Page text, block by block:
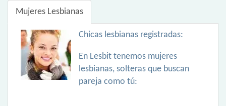
Mujeres Lesbianas
Chicas lesbianas registradas:
En Lesbit tenemos mujeres
lesbianas, solteras que buscan
pareja como tú: